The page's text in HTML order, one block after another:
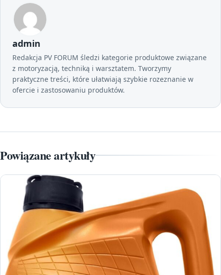
admin
Redakcja PV FORUM śledzi kategorie produktowe związane
z motoryzacją, techniką i warsztatem. Tworzymy
praktyczne treści, które ułatwiają szybkie rozeznanie w
ofercie i zastosowaniu produktów.
Powiązane artykuły